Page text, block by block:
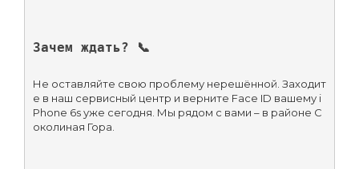
Зачем ждать? 📞
Не оставляйте свою проблему нерешённой. Заходит
е в наш сервисный центр и верните Face ID вашему i
Phone 6s уже сегодня. Мы рядом с вами – в районе С
околиная Гора.